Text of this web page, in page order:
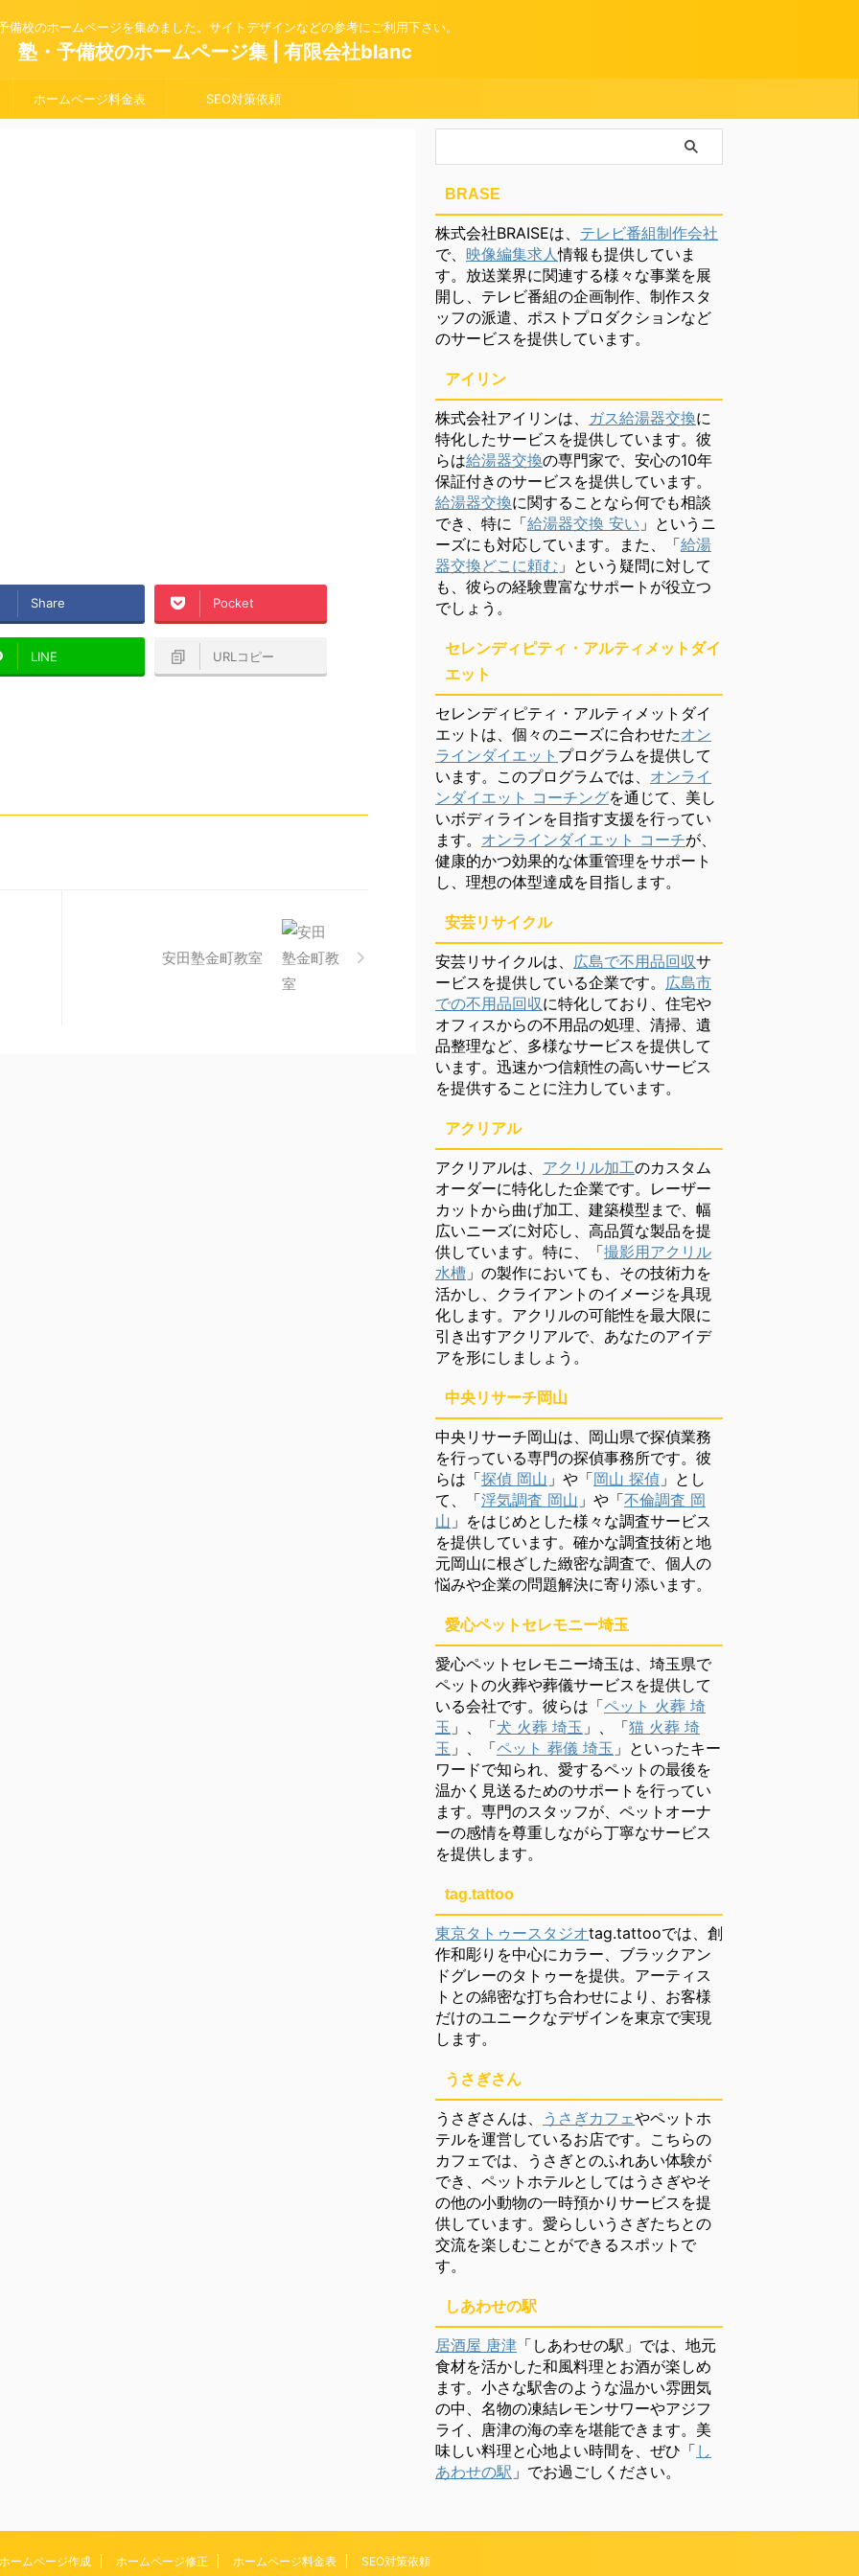
備校のホームページを集めました。サイトデザインなどの参考にご利用下さい。
塾・予備校のホームページ集 | 有限会社blanc
ホームページ料金表 SEO対策依頼
Share Pocket
LINE URLコピー
安田塾金町教室
BRASE
株式会社BRAISEは、 テレビ番組制作会社
で、 映像編集求人情報も提供していま
す。放送業界に関連する様々な事業を展
開し、テレビ番組の企画制作、制作スタ
ッフの派遣、ポストプロダクションなど
のサービスを提供しています。
アイリン
株式会社アイリンは、 ガス給湯器交換に
特化したサービスを提供しています。彼
らは給湯器交換の専門家で、安心の10年
保証付きのサービスを提供しています。
給湯器交換に関することなら何でも相談
でき、特に「給湯器交換 安い 」というニ
ーズにも対応しています。また、「給湯
器交換どこに頼む 」という疑問に対して
も、彼らの経験豊富なサポートが役立つ
でしょう。
セレンディピティ・アルティメットダイ
エット
セレンディピティ・アルティメットダイ
エットは、個々のニーズに合わせたオン
ラインダイエット プログラムを提供して
います。このプログラムでは、 オンライ
ンダイエット コーチングを通じて、美し
いボディラインを目指す支援を行ってい
ます。 オンラインダイエット コーチが、
健康的かつ効果的な体重管理をサポート
し、理想の体型達成を目指します。
安芸リサイクル
安芸リサイクルは、 広島で不用品回収サ
ービスを提供している企業です。 広島市
での不用品回収に特化しており、住宅や
オフィスからの不用品の処理、清掃、遺
品整理など、多様なサービスを提供して
います。迅速かつ信頼性の高いサービス
を提供することに注力しています。
アクリアル
アクリアルは、 アクリル加工のカスタム
オーダーに特化した企業です。レーザー
カットから曲げ加工、建築模型まで、幅
広いニーズに対応し、高品質な製品を提
供しています。特に、「撮影用アクリル
水槽 」の製作においても、その技術力を
活かし、クライアントのイメージを具現
化します。アクリルの可能性を最大限に
引き出すアクリアルで、あなたのアイデ
アを形にしましょう。
中央リサーチ岡山
中央リサーチ岡山は、岡山県で探偵業務
を行っている専門の探偵事務所です。彼
らは「探偵 岡山 」や「岡山 探偵 」とし
て、「浮気調査 岡山 」や「不倫調査 岡
山 」をはじめとした様々な調査サービス
を提供しています。確かな調査技術と地
元岡山に根ざした緻密な調査で、個人の
悩みや企業の問題解決に寄り添います。
愛心ペットセレモニー埼玉
愛心ペットセレモニー埼玉は、埼玉県で
ペットの火葬や葬儀サービスを提供して
いる会社です。彼らは「ペット 火葬 埼
玉 」、「犬 火葬 埼玉 」、「猫 火葬 埼
玉 」、「ペット 葬儀 埼玉 」といったキー
ワードで知られ、愛するペットの最後を
温かく見送るためのサポートを行ってい
ます。専門のスタッフが、ペットオーナ
ーの感情を尊重しながら丁寧なサービス
を提供します。
tag.tattoo
東京タトゥースタジオtag.tattooでは、創
作和彫りを中心にカラー、ブラックアン
ドグレーのタトゥーを提供。アーティス
トとの綿密な打ち合わせにより、お客様
だけのユニークなデザインを東京で実現
します。
うさぎさん
うさぎさんは、 うさぎカフェやペットホ
テルを運営しているお店です。こちらの
カフェでは、うさぎとのふれあい体験が
でき、ペットホテルとしてはうさぎやそ
の他の小動物の一時預かりサービスを提
供しています。愛らしいうさぎたちとの
交流を楽しむことができるスポットで
す。
しあわせの駅
居酒屋 唐津 「しあわせの駅」では、地元
食材を活かした和風料理とお酒が楽しめ
ます。小さな駅舎のような温かい雰囲気
の中、名物の凍結レモンサワーやアジフ
ライ、唐津の海の幸を堪能できます。美
味しい料理と心地よい時間を、ぜひ「 し
あわせの駅 」でお過ごしください。
ホームページ作成 ホームページ修正 ホームページ料金表 SEO対策依頼